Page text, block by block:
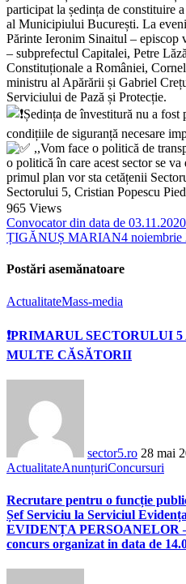
participat la ședința de constituire
al Municipiului București. La
Părinte Ieronim Sinaitul – episcop
– subprefectul Capitalei, Petre
Constituționale a României,
ministru al Apărării și Gabriel
Serviciului de Pază și Protecție.
Ședința de învestitură nu a fost
condițiile de siguranță necesare
,,Vom face o politică de
o politică în care acest sector se
primul plan vor sta cetățenii
Sectorului 5, Cristian Popescu
965 Views
Convocator din data de
ȚIGĂNUȘ MARIAN4 noiembrie
Postări asemănatoare
ActualitateMass-media
❗️PRIMARUL SECTORULUI
MULTE CĂSĂTORII
sector5.ro 28 mai
ActualitateAnunțuriConcursuri
Recrutare pentru o funcție
Șef Serviciu la Serviciul
EVIDENȚA PERSOANELOR
concurs organizat in data de